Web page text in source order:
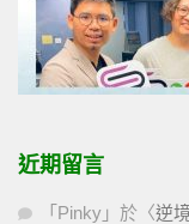
近期留言
「 Pinky 」於〈逆